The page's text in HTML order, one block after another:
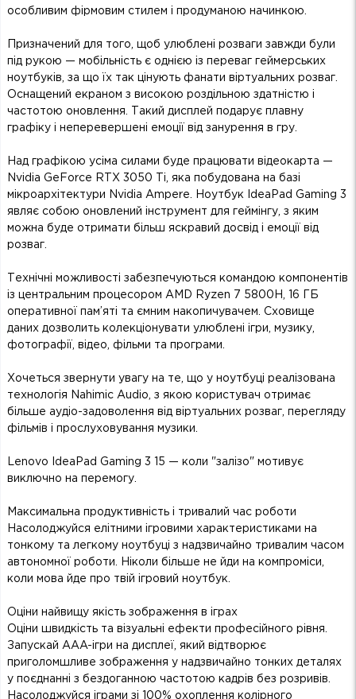
особливим фірмовим стилем і продуманою начинкою.
Призначений для того, щоб улюблені розваги завжди були
під рукою — мобільність є однією із переваг геймерських
ноутбуків, за що їх так цінують фанати віртуальних розваг.
Оснащений екраном з високою роздільною здатністю і
частотою оновлення. Такий дисплей подарує плавну
графіку і неперевершені емоції від занурення в гру.
Над графікою усіма силами буде працювати відеокарта —
Nvidia GeForce RTX 3050 Ti, яка побудована на базі
мікроархітектури Nvidia Ampere. Ноутбук IdeaPad Gaming 3
являє собою оновлений інструмент для геймінгу, з яким
можна буде отримати більш яскравий досвід і емоції від
розваг.
Технічні можливості забезпечуються командою компонентів
із центральним процесором AMD Ryzen 7 5800H, 16 ГБ
оперативної пам’яті та ємним накопичувачем. Сховище
даних дозволить колекціонувати улюблені ігри, музику,
фотографії, відео, фільми та програми.
Хочеться звернути увагу на те, що у ноутбуці реалізована
технологія Nahimic Audio, з якою користувач отримає
більше аудіо-задоволення від віртуальних розваг, перегляду
фільмів і прослуховування музики.
Lenovo IdeaPad Gaming 3 15 — коли "залізо" мотивує
виключно на перемогу.
Максимальна продуктивність і тривалий час роботи
Насолоджуйся елітними ігровими характеристиками на
тонкому та легкому ноутбуці з надзвичайно тривалим часом
автономної роботи. Ніколи більше не йди на компроміси,
коли мова йде про твій ігровий ноутбук.
Оціни найвищу якість зображення в іграх
Оціни швидкість та візуальні ефекти професійного рівня.
Запускай AAA-ігри на дисплеї, який відтворює
приголомшливе зображення у надзвичайно тонких деталях
у поєднанні з бездоганною частотою кадрів без розривів.
Насолоджуйся іграми зі 100% охоплення колірного